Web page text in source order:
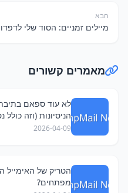
הבא
מיילים זמניים: הסוד שלי
מאמרים קשורים
לא עוד ספאם בתיבת
הניסיונות (וזה כולל
2026-04-09
הטריק של האימייל
מפתחים?